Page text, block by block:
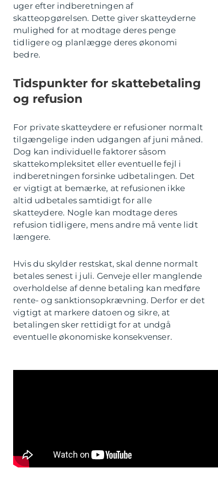
uger efter indberetningen af
skatteopgørelsen. Dette giver skatteyderne
mulighed for at modtage deres penge
tidligere og planlægge deres økonomi
bedre.
Tidspunkter for skattebetaling
og refusion
For private skatteydere er refusioner normalt
tilgængelige inden udgangen af juni måned.
Dog kan individuelle faktorer såsom
skattekompleksitet eller eventuelle fejl i
indberetningen forsinke udbetalingen. Det
er vigtigt at bemærke, at refusionen ikke
altid udbetales samtidigt for alle
skatteydere. Nogle kan modtage deres
refusion tidligere, mens andre må vente lidt
længere.
Hvis du skylder restskat, skal denne normalt
betales senest i juli. Genveje eller manglende
overholdelse af denne betaling kan medføre
rente- og sanktionsopkrævning. Derfor er det
vigtigt at markere datoen og sikre, at
betalingen sker rettidigt for at undgå
eventuelle økonomiske konsekvenser.